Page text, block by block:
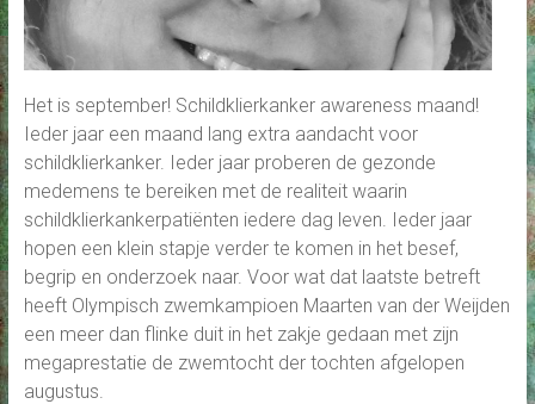
Het is september! Schildklierkanker awareness maand!
Ieder jaar een maand lang extra aandacht voor
schildklierkanker. Ieder jaar proberen de gezonde
medemens te bereiken met de realiteit waarin
schildklierkankerpatiënten iedere dag leven. Ieder jaar
hopen een klein stapje verder te komen in het besef,
begrip en onderzoek naar. Voor wat dat laatste betreft
heeft Olympisch zwemkampioen Maarten van der Weijden
een meer dan flinke duit in het zakje gedaan met zijn
megaprestatie de zwemtocht der tochten afgelopen
augustus.